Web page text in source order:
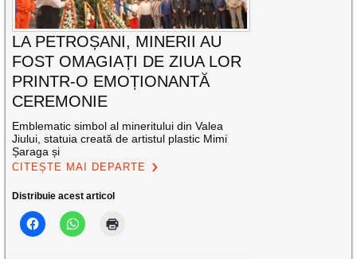
LA PETROȘANI, MINERII AU
FOST OMAGIAȚI DE ZIUA LOR
PRINTR-O EMOȚIONANTĂ
CEREMONIE
Emblematic simbol al mineritului din Valea
Jiului, statuia creată de artistul plastic Mimi
Șaraga și
CITEȘTE MAI DEPARTE
Distribuie acest articol